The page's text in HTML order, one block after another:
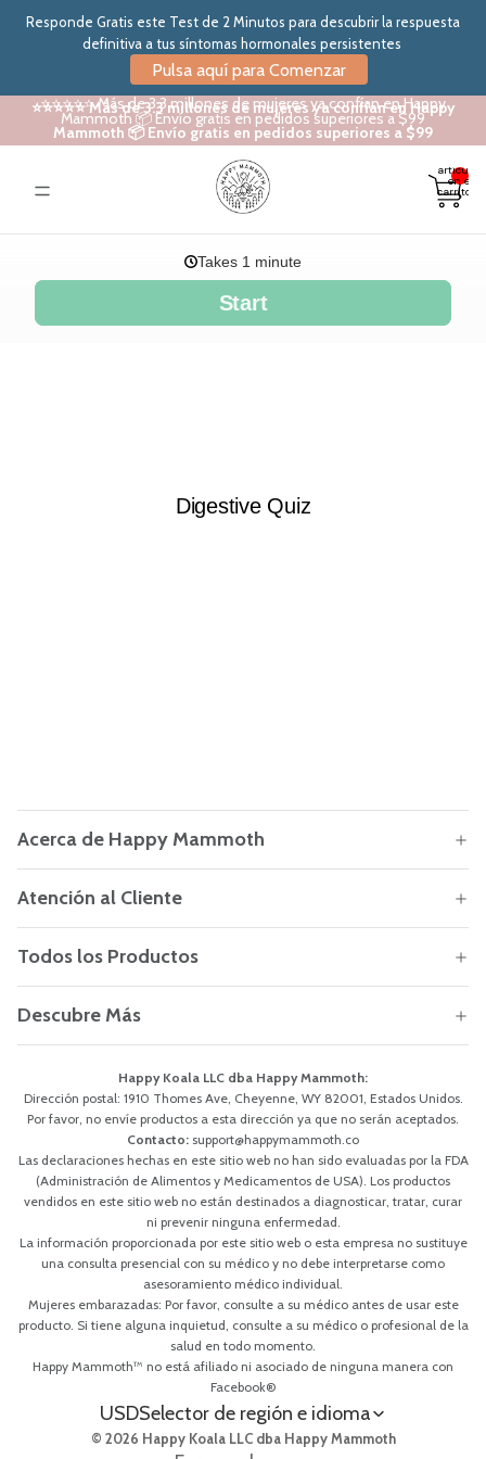
Responde Gratis este Test de 2 Minutos para descubrir la respuesta
definitiva a tus síntomas hormonales persistentes
Pulsa aquí para Comenzar
⭐⭐⭐⭐⭐ Más de 3.3 millones de mujeres ya confían en Happy
Mammoth 📦 Envío gratis en pedidos superiores a $99
⭐⭐⭐⭐⭐ Más de 3.3 millones de mujeres ya confían en Happy
Mammoth 📦 Envío gratis en pedidos superiores a $99
artículos
en el
carrito: 0
Acerca de Happy Mammoth
Atención al Cliente
Todos los Productos
Descubre Más
Happy Koala LLC dba Happy Mammoth:
Dirección postal: 1910 Thomes Ave, Cheyenne, WY 82001, Estados Unidos.
Por favor, no envíe productos a esta dirección ya que no serán aceptados.
Contacto: support@happymammoth.co
Las declaraciones hechas en este sitio web no han sido evaluadas por la FDA
(Administración de Alimentos y Medicamentos de USA). Los productos
vendidos en este sitio web no están destinados a diagnosticar, tratar, curar
ni prevenir ninguna enfermedad.
La información proporcionada por este sitio web o esta empresa no sustituye
una consulta presencial con su médico y no debe interpretarse como
asesoramiento médico individual.
Mujeres embarazadas: Por favor, consulte a su médico antes de usar este
producto. Si tiene alguna inquietud, consulte a su médico o profesional de la
salud en todo momento.
Happy Mammoth™ no está afiliado ni asociado de ninguna manera con
Facebook®
USDSelector de región e idioma
© 2026 Happy Koala LLC dba Happy Mammoth